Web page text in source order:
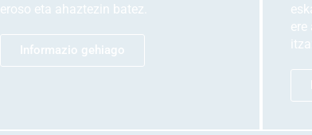
eroso eta ahaztezin batez.
Informazio gehiago